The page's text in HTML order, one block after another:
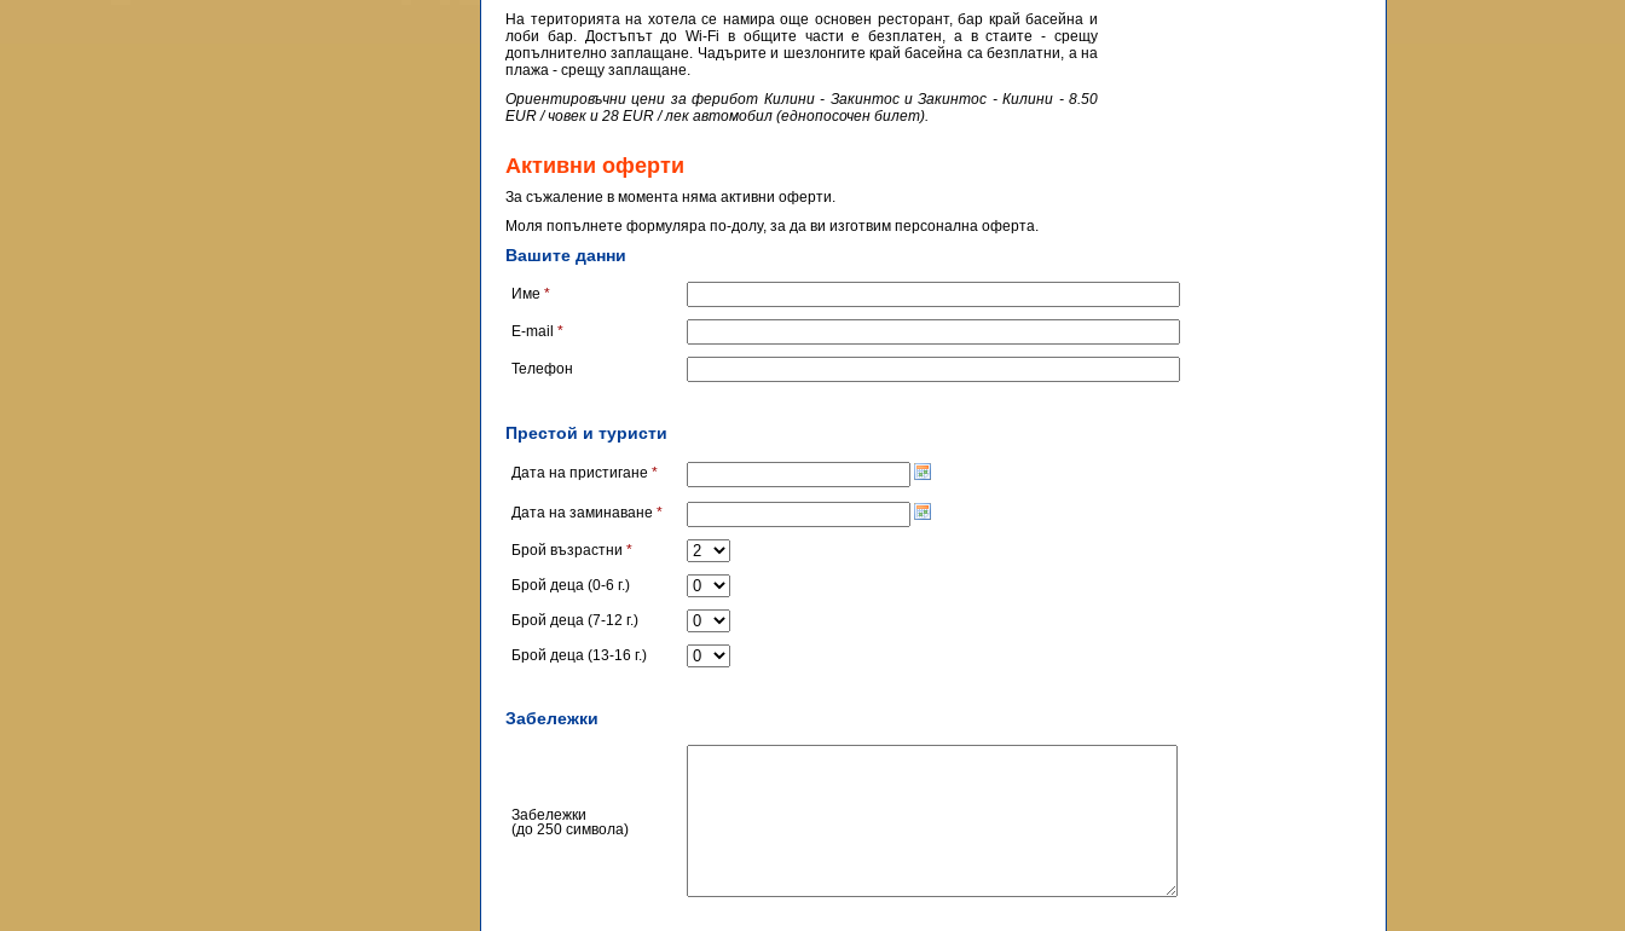
На територията на хотела се намира още основен ресторант, бар край басейна и
лоби бар. Достъпът до Wi-Fi в общите части е безплатен, а в стаите - срещу
допълнително заплащане. Чадърите и шезлонгите край басейна са безплатни, а на
плажа - срещу заплащане.
Ориентировъчни цени за ферибот Килини - Закинтос и Закинтос - Килини - 8.50
EUR / човек и 28 EUR / лек автомобил (еднопосочен билет).
Активни оферти
За съжаление в момента няма активни оферти.
Моля попълнете формуляра по-долу, за да ви изготвим персонална оферта.
Вашите данни
Име *
E-mail *
Телефон
Престой и туристи
Дата на пристигане *
Дата на заминаване *
Брой възрастни *
Брой деца (0-6 г.)
Брой деца (7-12 г.)
Брой деца (13-16 г.)
Забележки
Забележки
(до 250 символа)